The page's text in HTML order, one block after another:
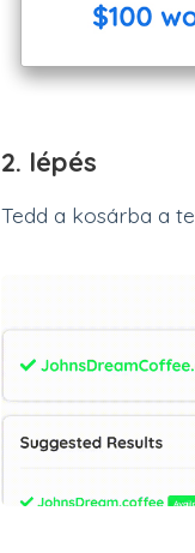
2. lépés
Tedd a kosárba a